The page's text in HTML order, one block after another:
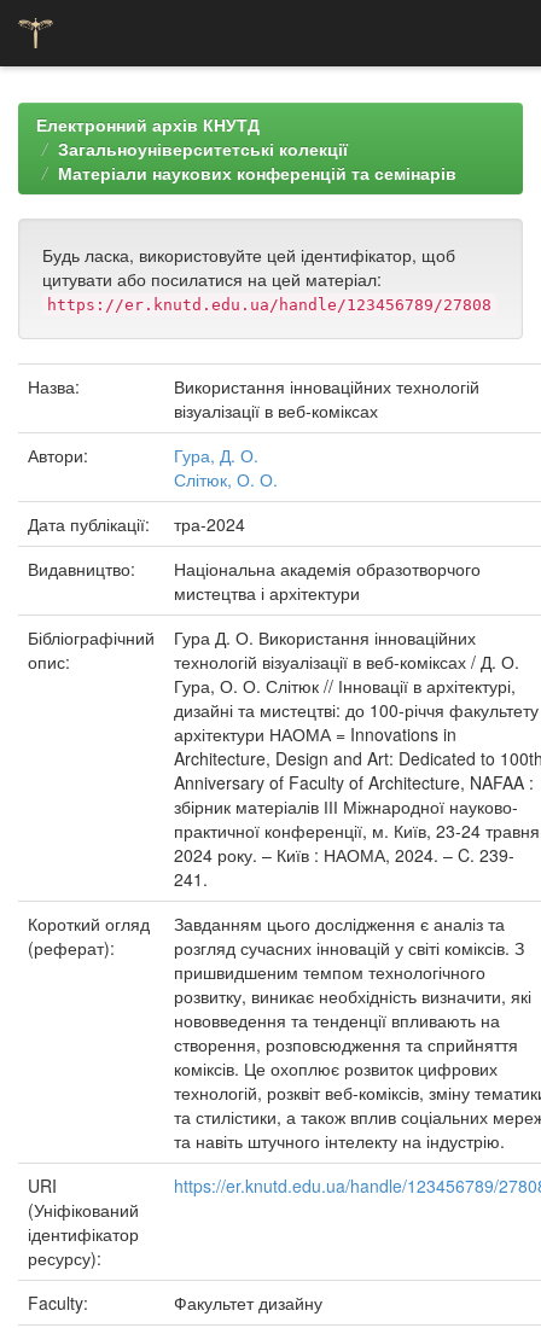
navigationЕлектронний архів КНУТД
Загальноуніверситетські колекції
Матеріали наукових конференцій та семінарів
Будь ласка, використовуйте цей ідентифікатор, щоб
цитувати або посилатися на цей матеріал:
https://er.knutd.edu.ua/handle/123456789/27808
Назва:
Використання інноваційних технологій
візуалізації в веб-коміксах
Автори:
Гура, Д. О.
Слітюк, О. О.
Дата публікації:
тра-2024
Видавництво:
Національна академія образотворчого
мистецтва і архітектури
Бібліографічний
опис:
Гура Д. О. Використання інноваційних
технологій візуалізації в веб-коміксах / Д. О.
Гура, О. О. Слітюк // Інновації в архітектурі,
дизайні та мистецтві: до 100-річчя факультету
архітектури НАОМА = Innovations in
Architecture, Design and Art: Dedicated to
Anniversary of Faculty of Architecture, NAFAA :
збірник матеріалів ІІІ Міжнародної науково-
практичної конференції, м. Київ, 23-24 травня
2024 року. – Київ : НАОМА, 2024. – C. 239-
241.
Короткий огляд
(реферат):
Завданням цього дослідження є аналіз та
розгляд сучасних інновацій у світі коміксів. З
пришвидшеним темпом технологічного
розвитку, виникає необхідність визначити, які
нововведення та тенденції впливають на
створення, розповсюдження та сприйняття
коміксів. Це охоплює розвиток цифрових
технологій, розквіт веб-коміксів, зміну
та стилістики, а також вплив соціальних
та навіть штучного інтелекту на індустрію.
URI
(Уніфікований
ідентифікатор
ресурсу):
https://er.knutd.edu.ua/handle/123456789/
Faculty:
Факультет дизайну